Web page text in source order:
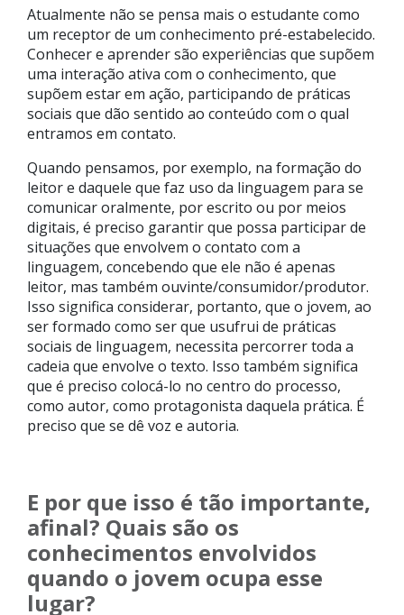
Atualmente não se pensa mais o estudante como
um receptor de um conhecimento pré-estabelecido.
Conhecer e aprender são experiências que supõem
uma interação ativa com o conhecimento, que
supõem estar em ação, participando de práticas
sociais que dão sentido ao conteúdo com o qual
entramos em contato.
Quando pensamos, por exemplo, na formação do
leitor e daquele que faz uso da linguagem para se
comunicar oralmente, por escrito ou por meios
digitais, é preciso garantir que possa participar de
situações que envolvem o contato com a
linguagem, concebendo que ele não é apenas
leitor, mas também ouvinte/consumidor/produtor.
Isso significa considerar, portanto, que o jovem, ao
ser formado como ser que usufrui de práticas
sociais de linguagem, necessita percorrer toda a
cadeia que envolve o texto. Isso também significa
que é preciso colocá-lo no centro do processo,
como autor, como protagonista daquela prática. É
preciso que se dê voz e autoria.
E por que isso é tão importante,
afinal? Quais são os
conhecimentos envolvidos
quando o jovem ocupa esse
lugar?